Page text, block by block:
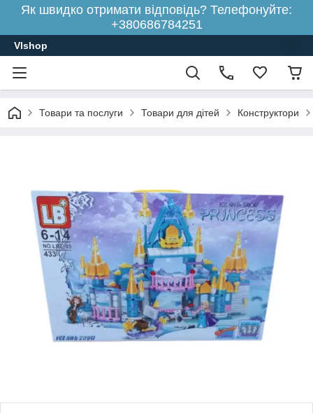
Як швидко отримати відповідь? Телефонуйте:
+380686784251
Vlshop
Товари та послуги Товари для дітей Конструктори